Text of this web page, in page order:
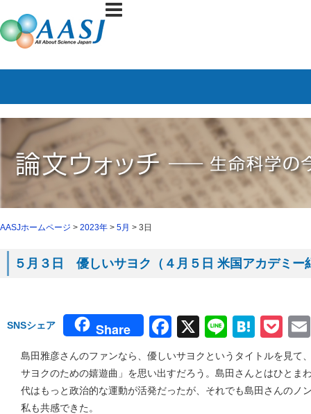
AASJホームページ > 2023年 > 5月 > 3日
５月３日 優しいサヨク（４月５日 米国アカデミー
SNSシェア Share Facebook
X Line
島田雅彦さんのファンなら、優しいサヨクというタイトルを見て
サヨクのための嬉遊曲」を思い出すだろう。島田さんとはひとま
代はもっと政治的な運動が活発だったが、それでも島田さんのノ
私も共感できた。